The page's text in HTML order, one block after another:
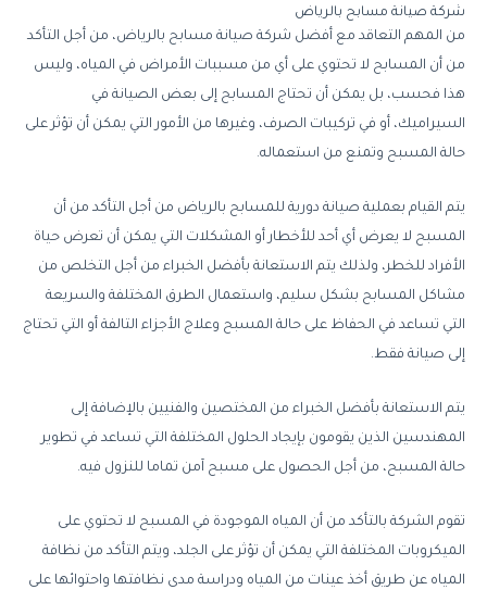
شركة صيانة مسابح بالرياض
من المهم التعاقد مع أفضل شركة صيانة مسابح بالرياض، من أجل التأكد
من أن المسابح لا تحتوي على أي من مسببات الأمراض في المياه، وليس
هذا فحسب، بل يمكن أن تحتاج المسابح إلى بعض الصيانة في
السيراميك، أو في تركيبات الصرف، وغيرها من الأمور التي يمكن أن تؤثر على
حالة المسبح وتمنع من استعماله.
يتم القيام بعملية صيانة دورية للمسابح بالرياض من أجل التأكد من أن
المسبح لا يعرض أي أحد للأخطار أو المشكلات التي يمكن أن تعرض حياة
الأفراد للخطر، ولذلك يتم الاستعانة بأفضل الخبراء من أجل التخلص من
مشاكل المسابح بشكل سليم، واستعمال الطرق المختلفة والسريعة
التي تساعد في الحفاظ على حالة المسبح وعلاج الأجزاء التالفة أو التي تحتاج
إلى صيانة فقط.
يتم الاستعانة بأفضل الخبراء من المختصين والفنيين بالإضافة إلى
المهندسين الذين يقومون بإيجاد الحلول المختلفة التي تساعد في تطوير
حالة المسبح، من أجل الحصول على مسبح آمن تماما للنزول فيه.
تقوم الشركة بالتأكد من أن المياه الموجودة في المسبح لا تحتوي على
الميكروبات المختلفة التي يمكن أن تؤثر على الجلد، ويتم التأكد من نظافة
المياه عن طريق أخذ عينات من المياه ودراسة مدى نظافتها واحتوائها على